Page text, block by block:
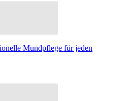
Mundpflege für jeden